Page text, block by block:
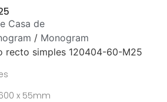
Casa de
/ Monogram
recto simples 120404-60-M25
x 55mm